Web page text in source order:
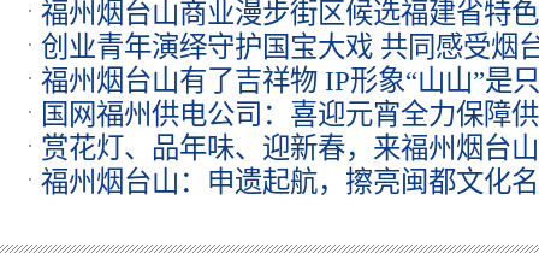
19福州烟台山商业漫步街区候选福建省特
创业青年演绎守护国宝大戏 共同感受烟
福州烟台山有了吉祥物 IP形象“山山”是
国网福州供电公司：喜迎元宵全力保障
赏花灯、品年味、迎新春，来福州烟台
方式 2022-01-26
福州烟台山：申遗起航，擦亮闽都文化